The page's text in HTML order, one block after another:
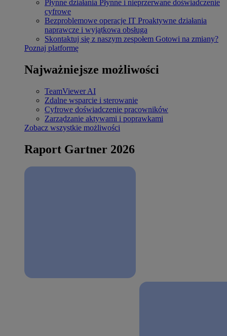
Płynne działania Płynne i nieprzerwane doświadczenie
cyfrowe
Bezproblemowe operacje IT Proaktywne działania
naprawcze i wyjątkowa obsługa
Skontaktuj się z naszym zespołem Gotowi na zmiany?
Poznaj platformę
Najważniejsze możliwości
TeamViewer AI
Zdalne wsparcie i sterowanie
Cyfrowe doświadczenie pracowników
Zarządzanie aktywami i poprawkami
Zobacz wszystkie możliwości
Raport Gartner 2026